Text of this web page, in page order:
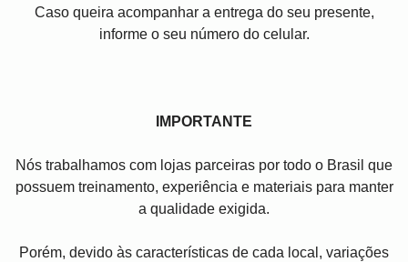
Caso queira acompanhar a entrega do seu presente,
informe o seu número do celular.
IMPORTANTE
Nós trabalhamos com lojas parceiras por todo o Brasil que
possuem treinamento, experiência e materiais para manter
a qualidade exigida.
Porém, devido às características de cada local, variações